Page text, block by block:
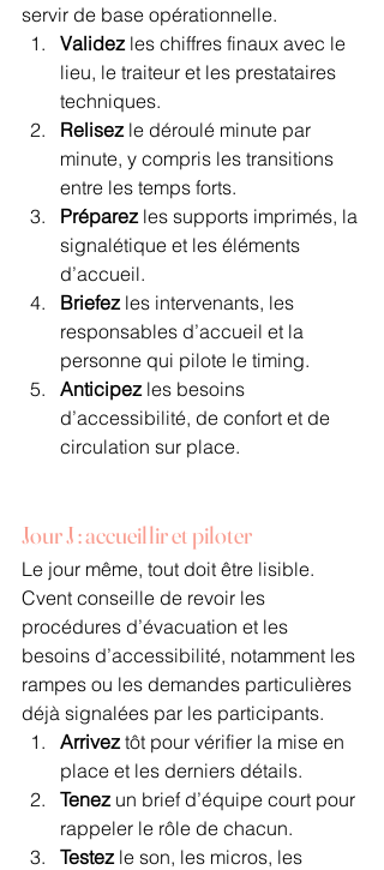
servir de base opérationnelle.
Validez les chiffres finaux avec le
lieu, le traiteur et les prestataires
techniques.
Relisez le déroulé minute par
minute, y compris les transitions
entre les temps forts.
Préparez les supports imprimés, la
signalétique et les éléments
d’accueil.
Briefez les intervenants, les
responsables d’accueil et la
personne qui pilote le timing.
Anticipez les besoins
d’accessibilité, de confort et de
circulation sur place.
Jour J : accueillir et piloter
Le jour même, tout doit être lisible.
Cvent conseille de revoir les
procédures d’évacuation et les
besoins d’accessibilité, notamment les
rampes ou les demandes particulières
déjà signalées par les participants.
Arrivez tôt pour vérifier la mise en
place et les derniers détails.
Tenez un brief d’équipe court pour
rappeler le rôle de chacun.
Testez le son, les micros, les